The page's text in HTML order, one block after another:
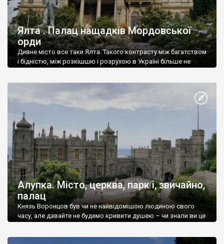
Ялта . Палац нащадків Мордовської
орди
Дивне місто все таки Ялта. Такого контрасту між багатством
і бідністю, між розкішшю і розрухою в Україні більше не
Алупка. Місто, церква, парк і, звичайно,
палац
Князь Воронцов був чи не найвідомішою людиною свого
часу, але давайте не будемо кривити душею – чи знали ви це